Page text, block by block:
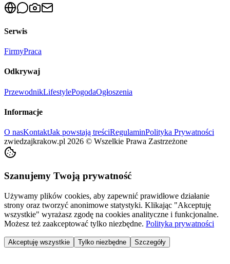
Serwis
FirmyPraca
Odkrywaj
PrzewodnikLifestylePogodaOgłoszenia
Informacje
O nasKontaktJak powstają treściRegulaminPolityka Prywatności
zwiedzajkrakow.pl 2026 © Wszelkie Prawa Zastrzeżone
Szanujemy Twoją prywatność
Używamy plików cookies, aby zapewnić prawidłowe działanie
strony oraz tworzyć anonimowe statystyki. Klikając "Akceptuję
wszystkie" wyrażasz zgodę na cookies analityczne i funkcjonalne.
Możesz też zaakceptować tylko niezbędne. Polityka prywatności
Akceptuję wszystkie Tylko niezbędne Szczegóły